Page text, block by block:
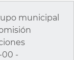
municipal
00 -